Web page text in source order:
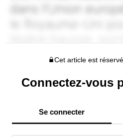
Cet article est
Connectez-vous
Se connecter